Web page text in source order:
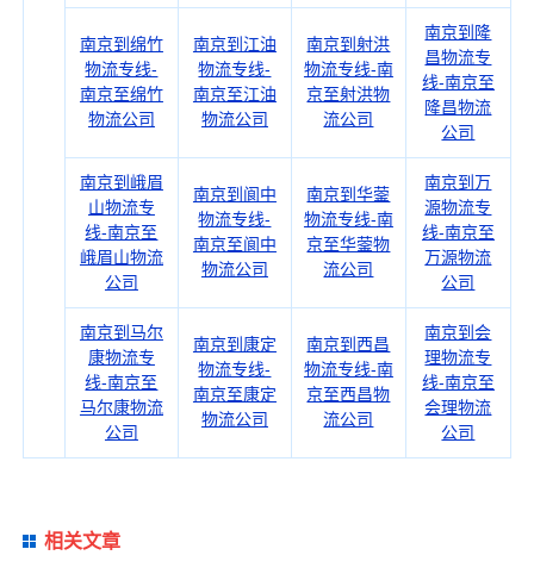
南京到绵竹
物流专线-
南京至绵竹
物流公司
南京到江油
物流专线-
南京至江油
物流公司
南京到射洪
物流专线-南
京至射洪物
流公司
南京到隆
昌物流专
线-南京至
隆昌物流
公司
南京到峨眉
山物流专
线-南京至
峨眉山物流
公司
南京到阆中
物流专线-
南京至阆中
物流公司
南京到华蓥
物流专线-南
京至华蓥物
流公司
南京到万
源物流专
线-南京至
万源物流
公司
南京到马尔
康物流专
线-南京至
马尔康物流
公司
南京到康定
物流专线-
南京至康定
物流公司
南京到西昌
物流专线-南
京至西昌物
流公司
南京到会
理物流专
线-南京至
会理物流
公司
相关文章